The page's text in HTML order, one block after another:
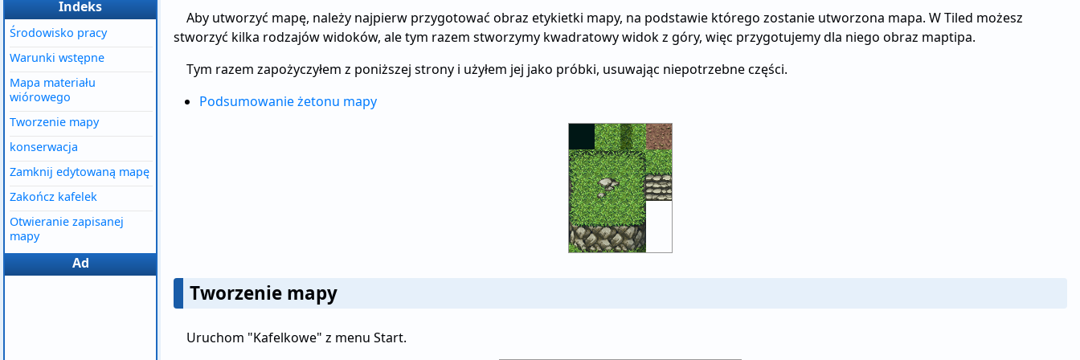
Aby utworzyć mapę, należy najpierw przygotować obraz etykietki mapy, na podstawie którego zostanie utworzona mapa. W Tiled możesz
stworzyć kilka rodzajów widoków, ale tym razem stworzymy kwadratowy widok z góry, więc przygotujemy dla niego obraz maptipa.
Tym razem zapożyczyłem z poniższej strony i użyłem jej jako próbki, usuwając niepotrzebne części.
Podsumowanie żetonu mapy
Tworzenie mapy
Uruchom "Kafelkowe" z menu Start.
Indeks
Środowisko pracy
Warunki wstępne
Mapa materiału
wiórowego
Tworzenie mapy
konserwacja
Zamknij edytowaną mapę
Zakończ kafelek
Otwieranie zapisanej
mapy
Ad